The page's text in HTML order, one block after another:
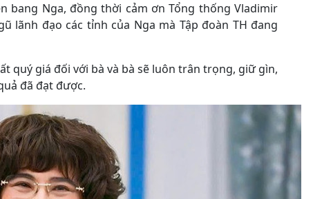
bang Nga, đồng thời cảm ơn Tổng thống Vladimir
lãnh đạo các tỉnh của Nga mà Tập đoàn TH đang
quý giá đối với bà và bà sẽ luôn trân trọng, giữ gìn,
đã đạt được.